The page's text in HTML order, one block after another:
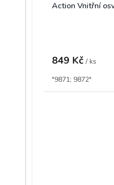
Action Vnitřní
849 Kč / ks
"9871; 9872"